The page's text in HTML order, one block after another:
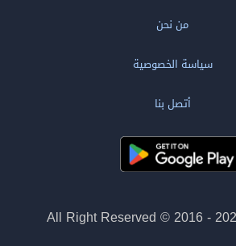
من نحن
سياسة الخصوصية
أتصل بنا
All Right Reserved © 2016 -